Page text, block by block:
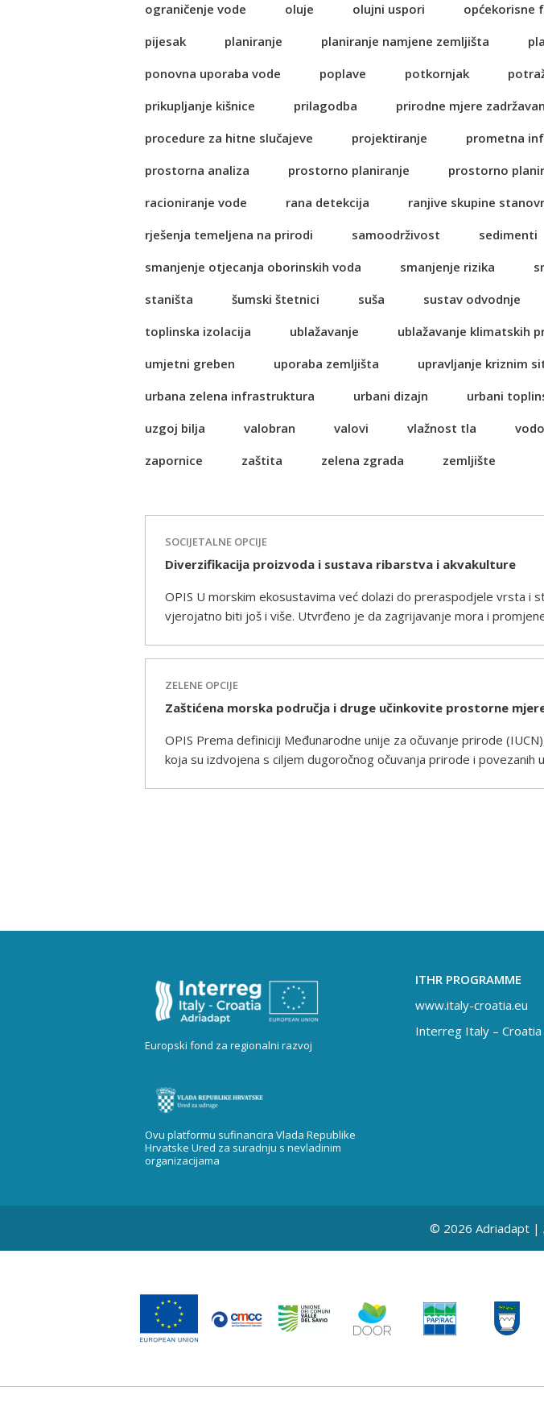
ograničenje vode
oluje olujni uspori općekorisne
pijesak
planiranje planiranje namjene zemljišta
ponovna uporaba vode
poplave potkornjak
prikupljanje kišnice
prilagodba prirodne mjere
procedure za hitne slučajeve
projektiranje prometna
prostorna analiza
prostorno planiranje prostorno
racioniranje vode
rana detekcija ranjive skupine
rješenja temeljena na prirodi
samoodrživost sedimenti
smanjenje otjecanja oborinskih voda
smanjenje rizika
staništa
šumski štetnici suša sustav odvodnje
toplinska izolacija
ublažavanje ublažavanje klimatskih
umjetni greben
uporaba zemljišta upravljanje kriznim
urbana zelena infrastruktura
urbani dizajn urbani
uzgoj bilja
valobran valovi vlažnost tla
zapornice
zaštita zelena zgrada zemljište
SOCIJETALNE OPCIJE
Diverzifikacija proizvoda i sustava ribarstva i akvakulture
OPIS U morskim ekosustavima već dolazi do preraspodjele vrsta i
vjerojatno biti još i više. Utvrđeno je da zagrijavanje mora i
ZELENE OPCIJE
Zaštićena morska područja i druge učinkovite prostorne
OPIS Prema definiciji Međunarodne unije za očuvanje prirode
koja su izdvojena s ciljem dugoročnog očuvanja prirode i
Europski fond za regionalni razvoj
Ovu platformu sufinancira Vlada Republike
Hrvatske Ured za suradnju s nevladinim
organizacijama
ITHR PROGRAMME
www.italy-croatia.eu
Interreg Italy –
© 2026 Adriadapt |